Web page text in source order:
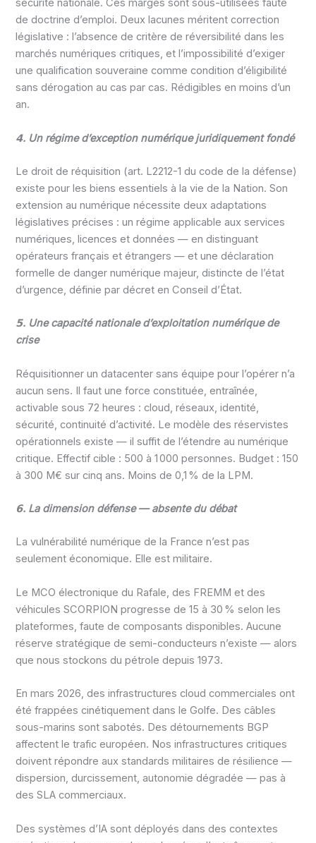
sécurité nationale. Ces marges sont sous-utilisées faute
de doctrine d’emploi. Deux lacunes méritent correction
législative : l’absence de critère de réversibilité dans les
marchés numériques critiques, et l’impossibilité d’exiger
une qualification souveraine comme condition d’éligibilité
sans dérogation au cas par cas. Rédigibles en moins d’un
an.
𝟰. Un régime d’exception numérique juridiquement fondé
Le droit de réquisition (art. L2212-1 du code de la défense)
existe pour les biens essentiels à la vie de la Nation. Son
extension au numérique nécessite deux adaptations
législatives précises : un régime applicable aux services
numériques, licences et données — en distinguant
opérateurs français et étrangers — et une déclaration
formelle de danger numérique majeur, distincte de l’état
d’urgence, définie par décret en Conseil d’État.
𝟱. Une capacité nationale d’exploitation numérique de
crise
Réquisitionner un datacenter sans équipe pour l’opérer n’a
aucun sens. Il faut une force constituée, entraînée,
activable sous 72 heures : cloud, réseaux, identité,
sécurité, continuité d’activité. Le modèle des réservistes
opérationnels existe — il suffit de l’étendre au numérique
critique. Effectif cible : 500 à 1 000 personnes. Budget : 150
à 300 M€ sur cinq ans. Moins de 0,1 % de la LPM.
𝟲. La dimension défense — absente du débat
La vulnérabilité numérique de la France n’est pas
seulement économique. Elle est militaire.
Le MCO électronique du Rafale, des FREMM et des
véhicules SCORPION progresse de 15 à 30 % selon les
plateformes, faute de composants disponibles. Aucune
réserve stratégique de semi-conducteurs n’existe — alors
que nous stockons du pétrole depuis 1973.
En mars 2026, des infrastructures cloud commerciales ont
été frappées cinétiquement dans le Golfe. Des câbles
sous-marins sont sabotés. Des détournements BGP
affectent le trafic européen. Nos infrastructures critiques
doivent répondre aux standards militaires de résilience —
dispersion, durcissement, autonomie dégradée — pas à
des SLA commerciaux.
Des systèmes d’IA sont déployés dans des contextes